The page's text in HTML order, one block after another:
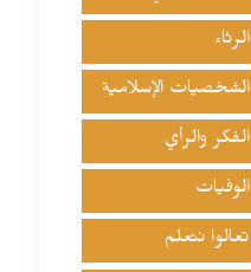
الرثاء
الشخصيات الإسلامية
الفكر والرأي
الوفيات
تعالوا نتعلم